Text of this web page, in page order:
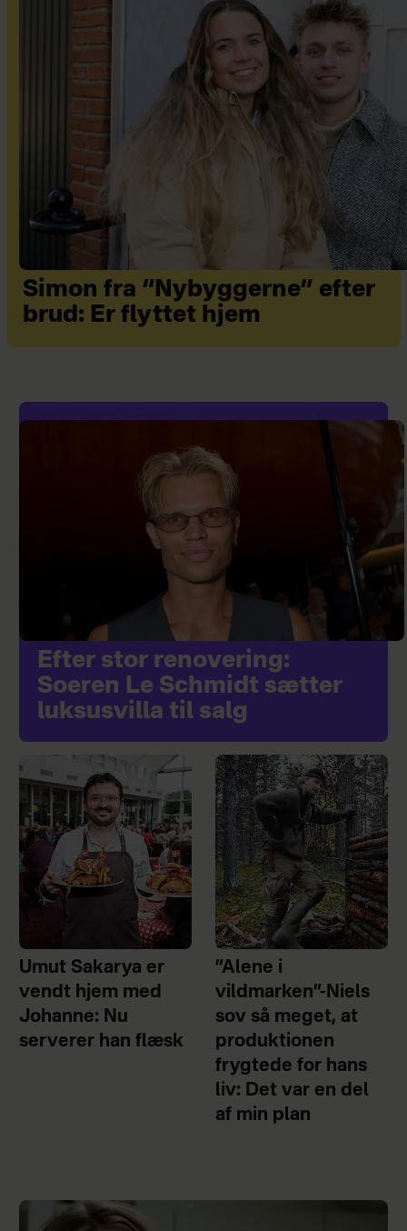
Simon fra “Nybyggerne” efter
brud: Er flyttet hjem
Efter stor renovering:
Soeren Le Schmidt sætter
luksusvilla til salg
Umut Sakarya er
vendt hjem med
Johanne: Nu
serverer han flæsk
”Alene i
vildmarken”-Niels
sov så meget, at
produktionen
frygtede for hans
liv: Det var en del
af min plan